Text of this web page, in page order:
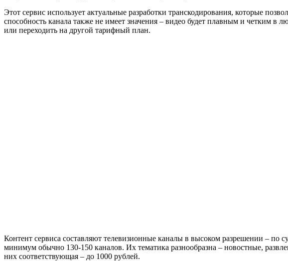
Этот сервис использует актуальные разработки транскодирования, которые
способность канала также не имеет значения – видео будет плавным и четким
или переходить на другой тарифный план.
Контент сервиса составляют телевизионные каналы в высоком разрешении – по
минимум обычно 130-150 каналов. Их тематика разнообразна – новостные,
них соответствующая – до 1000 рублей.